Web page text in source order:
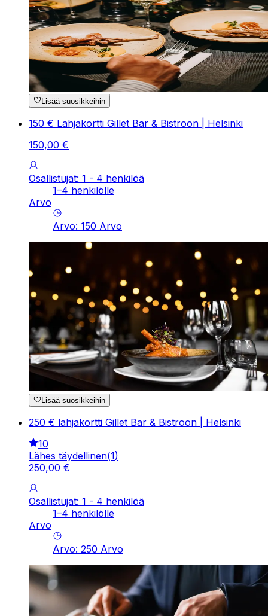
Lisää suosikkeihin
150 € Lahjakortti Gillet Bar & Bistroon | Helsinki
150,00 €
Osallistujat: 1 - 4 henkilöä
1–4 henkilölle
Arvo
Arvo: 150 Arvo
Lisää suosikkeihin
250 € lahjakortti Gillet Bar & Bistroon | Helsinki
10
Lähes täydellinen(1)
250,00 €
Osallistujat: 1 - 4 henkilöä
1–4 henkilölle
Arvo
Arvo: 250 Arvo